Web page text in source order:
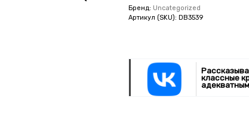
Бренд: Uncategorized
Артикул (SKU):DB3539
классные